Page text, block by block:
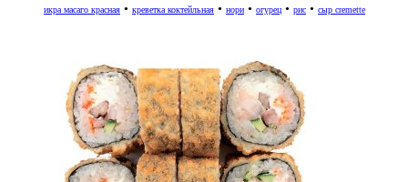
икра масаго красная • креветка коктейльная • нори • огурец • рис • сыр cremette